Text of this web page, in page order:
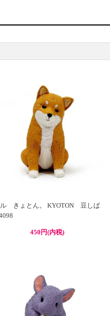
ル きょとん。 KYOTON 豆しば
450円(内税)